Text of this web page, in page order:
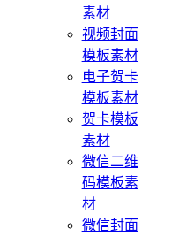
素材
视频封面
模板素材
电子贺卡
模板素材
贺卡模板
素材
微信二维
码模板素
材
微信封面